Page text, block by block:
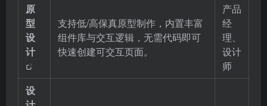
原
型
设
计
支持低/高保真原型制作，内置丰富
组件库与交互逻辑，无需代码即可
快速创建可交互页面。
产品
经
理、
设计
师
设